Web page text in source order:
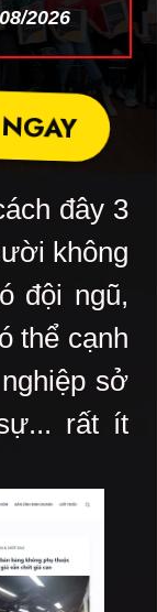
2026
đây 3
không
đội ngũ,
thể cạnh
sở
rất ít